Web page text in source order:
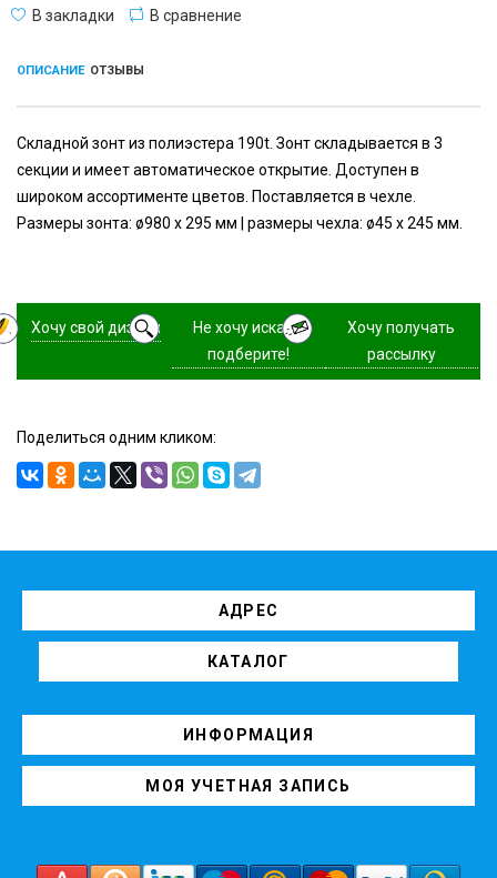
В закладки В сравнение
ОПИСАНИЕ ОТЗЫВЫ
Складной зонт из полиэстера 190t. Зонт складывается в 3
секции и имеет автоматическое открытие. Доступен в
широком ассортименте цветов. Поставляется в чехле.
Размеры зонта: ø980 x 295 мм | размеры чехла: ø45 x 245 мм.
Хочу свой дизайн
Не хочу искать,
подберите!
Хочу получать
рассылку
Поделиться одним кликом:
АДРЕС
КАТАЛОГ
ИНФОРМАЦИЯ
МОЯ УЧЕТНАЯ ЗАПИСЬ